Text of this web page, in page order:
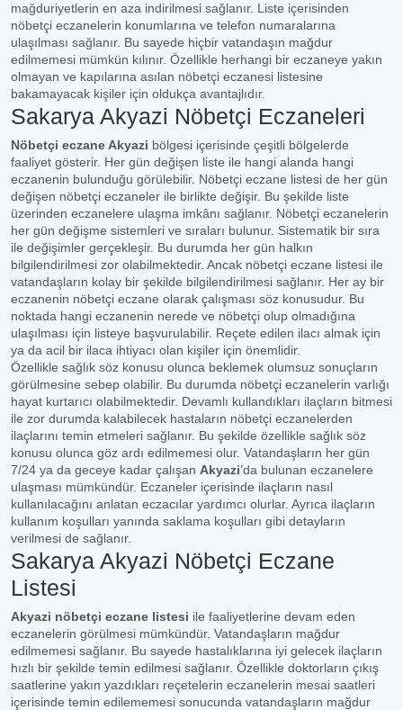
mağduriyetlerin en aza indirilmesi sağlanır. Liste içerisinden
nöbetçi eczanelerin konumlarına ve telefon numaralarına
ulaşılması sağlanır. Bu sayede hiçbir vatandaşın mağdur
edilmemesi mümkün kılınır. Özellikle herhangi bir eczaneye yakın
olmayan ve kapılarına asılan nöbetçi eczanesi listesine
bakamayacak kişiler için oldukça avantajlıdır.
Sakarya Akyazi Nöbetçi Eczaneleri
Nöbetçi eczane Akyazi bölgesi içerisinde çeşitli bölgelerde
faaliyet gösterir. Her gün değişen liste ile hangi alanda hangi
eczanenin bulunduğu görülebilir. Nöbetçi eczane listesi de her gün
değişen nöbetçi eczaneler ile birlikte değişir. Bu şekilde liste
üzerinden eczanelere ulaşma imkânı sağlanır. Nöbetçi eczanelerin
her gün değişme sistemleri ve sıraları bulunur. Sistematik bir sıra
ile değişimler gerçekleşir. Bu durumda her gün halkın
bilgilendirilmesi zor olabilmektedir. Ancak nöbetçi eczane listesi ile
vatandaşların kolay bir şekilde bilgilendirilmesi sağlanır. Her ay bir
eczanenin nöbetçi eczane olarak çalışması söz konusudur. Bu
noktada hangi eczanenin nerede ve nöbetçi olup olmadığına
ulaşılması için listeye başvurulabilir. Reçete edilen ilacı almak için
ya da acil bir ilaca ihtiyacı olan kişiler için önemlidir.
Özellikle sağlık söz konusu olunca beklemek olumsuz sonuçların
görülmesine sebep olabilir. Bu durumda nöbetçi eczanelerin varlığı
hayat kurtarıcı olabilmektedir. Devamlı kullandıkları ilaçların bitmesi
ile zor durumda kalabilecek hastaların nöbetçi eczanelerden
ilaçlarını temin etmeleri sağlanır. Bu şekilde özellikle sağlık söz
konusu olunca göz ardı edilmemesi olur. Vatandaşların her gün
7/24 ya da geceye kadar çalışan Akyazi’da bulunan eczanelere
ulaşması mümkündür. Eczaneler içerisinde ilaçların nasıl
kullanılacağını anlatan eczacılar yardımcı olurlar. Ayrıca ilaçların
kullanım koşulları yanında saklama koşulları gibi detayların
verilmesi de sağlanır.
Sakarya Akyazi Nöbetçi Eczane
Listesi
Akyazi nöbetçi eczane listesi ile faaliyetlerine devam eden
eczanelerin görülmesi mümkündür. Vatandaşların mağdur
edilmemesi sağlanır. Bu sayede hastalıklarına iyi gelecek ilaçların
hızlı bir şekilde temin edilmesi sağlanır. Özellikle doktorların çıkış
saatlerine yakın yazdıkları reçetelerin eczanelerin mesai saatleri
içerisinde temin edilememesi sonucunda vatandaşların mağdur